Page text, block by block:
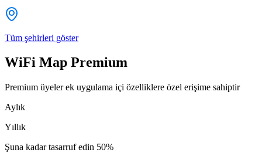
Tüm şehirleri göster
WiFi Map Premium
Premium üyeler ek uygulama içi özelliklere özel erişime sahiptir
Aylık
Yıllık
Şuna kadar tasarruf edin 50%